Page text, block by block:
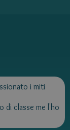
i miti
di classe me l'ho